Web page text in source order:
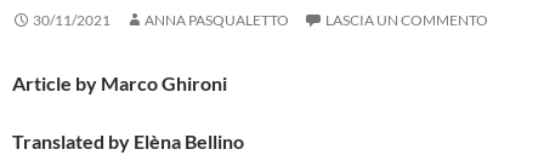
30/11/2021 ANNA PASQUALETTO LASCIA UN COMMENTO
Article by Marco Ghironi
Translated by Elèna Bellino